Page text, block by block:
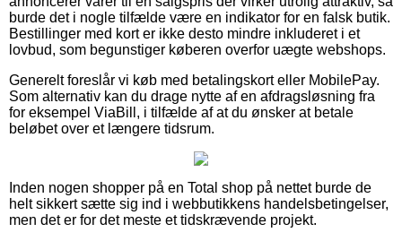
burde det i nogle tilfælde være en indikator for en falsk butik.
Bestillinger med kort er ikke desto mindre inkluderet i et
lovbud, som begunstiger køberen overfor uægte webshops.
Generelt foreslår vi køb med betalingskort eller MobilePay.
Som alternativ kan du drage nytte af en afdragsløsning fra
for eksempel ViaBill, i tilfælde af at du ønsker at betale
beløbet over et længere tidsrum.
Inden nogen shopper på en Total shop på nettet burde de
helt sikkert sætte sig ind i webbutikkens handelsbetingelser,
men det er for det meste et tidskrævende projekt.